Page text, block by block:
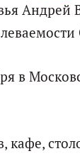
Андрей
в
кафе,